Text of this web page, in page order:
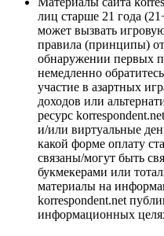
лиц старше 21 года
может вызвать
правила (принципы)
обнаружении первых
немедленно
участие в азартных
доходов или
ресурс
и/или виртуальные
какой форме оплату
связаны/могут быть
букмекерами или
материалы на
korrespondent.net
информационных